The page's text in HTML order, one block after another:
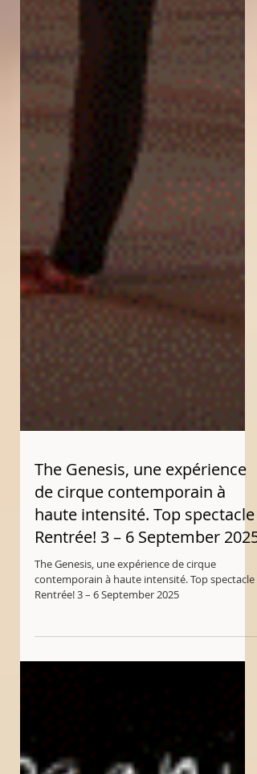
The Genesis, une expérience
de cirque contemporain à
haute intensité. Top spectacle
Rentrée! 3 – 6 September 2025
The Genesis, une expérience de cirque
Rentrée! 3 – 6 September 2025